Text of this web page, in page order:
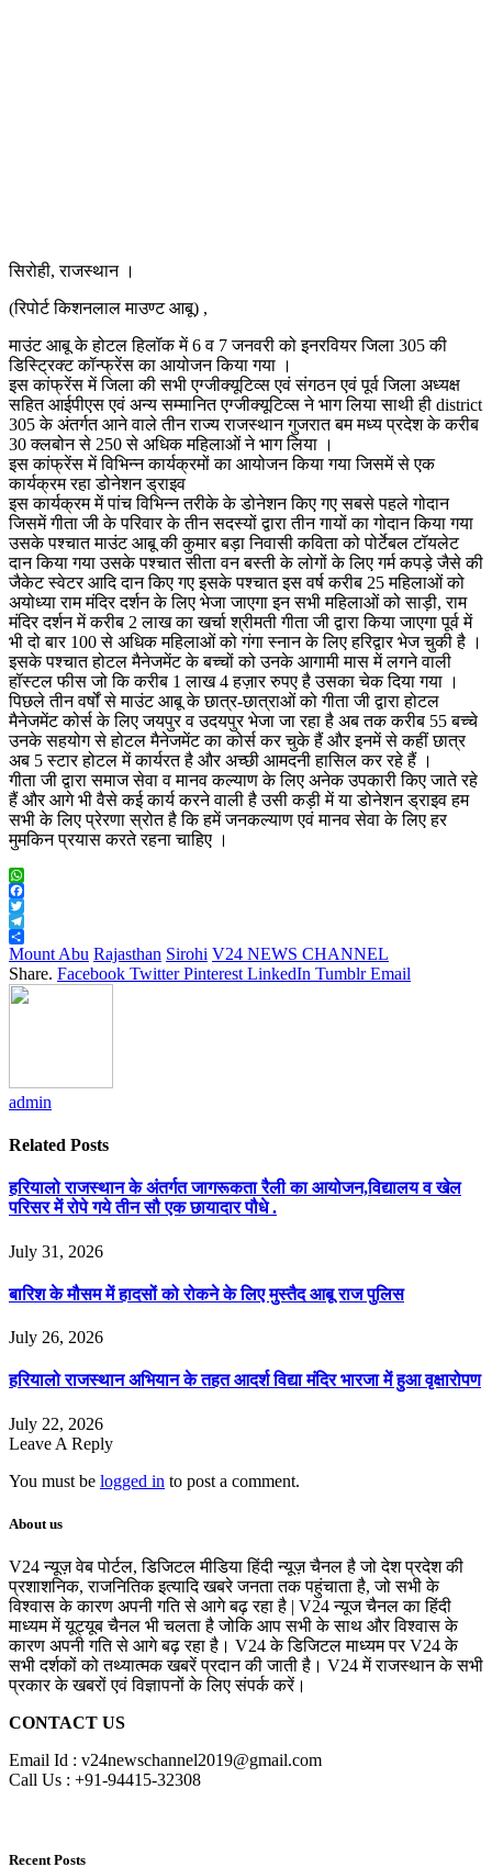
सिरोही, राजस्थान ।
(रिपोर्ट किशनलाल माउण्ट आबू) ,
माउंट आबू के होटल हिलॉक में 6 व 7 जनवरी को इनरवियर जिला 305 की
डिस्ट्रिक्ट कॉन्फ्रेंस का आयोजन किया गया ।
इस कांफ्रेंस में जिला की सभी एग्जीक्यूटिव्स एवं संगठन एवं पूर्व जिला अध्यक्ष
सहित आईपीएस एवं अन्य सम्मानित एग्जीक्यूटिव्स ने भाग लिया साथी ही district
305 के अंतर्गत आने वाले तीन राज्य राजस्थान गुजरात बम मध्य प्रदेश के करीब
30 क्लबोन से 250 से अधिक महिलाओं ने भाग लिया ।
इस कांफ्रेंस में विभिन्न कार्यक्रमों का आयोजन किया गया जिसमें से एक
कार्यक्रम रहा डोनेशन ड्राइव
इस कार्यक्रम में पांच विभिन्न तरीके के डोनेशन किए गए सबसे पहले गोदान
जिसमें गीता जी के परिवार के तीन सदस्यों द्वारा तीन गायों का गोदान किया गया
उसके पश्चात माउंट आबू की कुमार बड़ा निवासी कविता को पोर्टेबल टॉयलेट
दान किया गया उसके पश्चात सीता वन बस्ती के लोगों के लिए गर्म कपड़े जैसे की
जैकेट स्वेटर आदि दान किए गए इसके पश्चात इस वर्ष करीब 25 महिलाओं को
अयोध्या राम मंदिर दर्शन के लिए भेजा जाएगा इन सभी महिलाओं को साड़ी, राम
मंदिर दर्शन में करीब 2 लाख का खर्चा श्रीमती गीता जी द्वारा किया जाएगा पूर्व में
भी दो बार 100 से अधिक महिलाओं को गंगा स्नान के लिए हरिद्वार भेज चुकी है ।
इसके पश्चात होटल मैनेजमेंट के बच्चों को उनके आगामी मास में लगने वाली
हॉस्टल फीस जो कि करीब 1 लाख 4 हज़ार रुपए है उसका चेक दिया गया ।
पिछले तीन वर्षों से माउंट आबू के छात्र-छात्राओं को गीता जी द्वारा होटल
मैनेजमेंट कोर्स के लिए जयपुर व उदयपुर भेजा जा रहा है अब तक करीब 55 बच्चे
उनके सहयोग से होटल मैनेजमेंट का कोर्स कर चुके हैं और इनमें से कहीं छात्र
अब 5 स्टार होटल में कार्यरत है और अच्छी आमदनी हासिल कर रहे हैं ।
गीता जी द्वारा समाज सेवा व मानव कल्याण के लिए अनेक उपकारी किए जाते रहे
हैं और आगे भी वैसे कई कार्य करने वाली है उसी कड़ी में या डोनेशन ड्राइव हम
सभी के लिए प्रेरणा स्रोत है कि हमें जनकल्याण एवं मानव सेवा के लिए हर
मुमकिन प्रयास करते रहना चाहिए ।
WhatsApp
Facebook
Twitter
Telegram
Share
Mount Abu Rajasthan Sirohi V24 NEWS CHANNEL
Share. Facebook Twitter Pinterest LinkedIn Tumblr Email
admin
Related Posts
हरियालो राजस्थान के अंतर्गत जागरूकता रैली का आयोजन,विद्यालय व खेल
परिसर में रोपे गये तीन सौ एक छायादार पौधे .
July 31, 2026
बारिश के मौसम में हादसों को रोकने के लिए मुस्तैद आबू राज पुलिस
July 26, 2026
हरियालो राजस्थान अभियान के तहत आदर्श विद्या मंदिर भारजा में हुआ वृक्षारोपण
July 22, 2026
Leave A Reply
You must be logged in to post a comment.
About us
V24 न्यूज़ वेब पोर्टल, डिजिटल मीडिया हिंदी न्यूज़ चैनल है जो देश प्रदेश की
प्रशाशनिक, राजनितिक इत्यादि खबरे जनता तक पहुंचाता है, जो सभी के
विश्वास के कारण अपनी गति से आगे बढ़ रहा है | V24 न्यूज चैनल का हिंदी
माध्यम में यूट्यूब चैनल भी चलता है जोकि आप सभी के साथ और विश्वास के
कारण अपनी गति से आगे बढ़ रहा है। V24 के डिजिटल माध्यम पर V24 के
सभी दर्शकों को तथ्यात्मक खबरें प्रदान की जाती है। V24 में राजस्थान के सभी
प्रकार के खबरों एवं विज्ञापनों के लिए संपर्क करें।
CONTACT US
Email Id : v24newschannel2019@gmail.com
Call Us : +91-94415-32308
Recent Posts